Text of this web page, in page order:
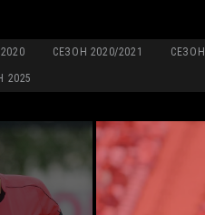
СЕЗОН 2020/2021
2025